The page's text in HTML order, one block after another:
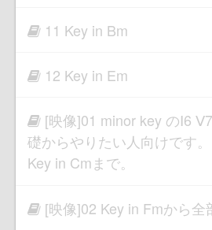
11 Key in Bm
12 Key in Em
[映像]01 minor key のⅠ6
礎からやりたい人向けです
Key in Cmまで。
[映像]02 Key in Fmから全